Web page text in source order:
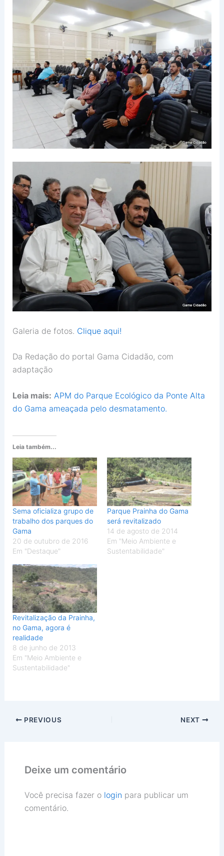
Galeria de fotos. Clique aqui!
Da Redação do portal Gama Cidadão, com
adaptação
Leia mais: APM do Parque Ecológico da Ponte Alta
do Gama ameaçada pelo desmatamento.
Leia também...
Sema oficializa grupo de
trabalho dos parques do
Gama
20 de outubro de 2016
Em "Destaque"
Parque Prainha do Gama
será revitalizado
14 de agosto de 2014
Em "Meio Ambiente e
Sustentabilidade"
Revitalização da Prainha,
no Gama, agora é
realidade
8 de junho de 2013
Em "Meio Ambiente e
Sustentabilidade"
PREVIOUS NEXT
Deixe um comentário
Você precisa fazer o login para publicar um
comentário.